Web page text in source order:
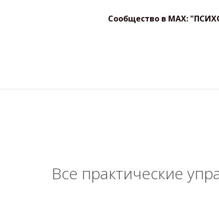
Сообщество в МАХ:
Все практические